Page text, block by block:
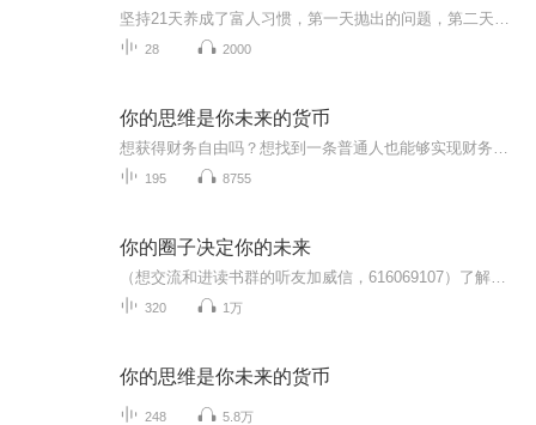
28 2000
你的思维是你未来的货币
195 8755
你的圈子决定你的未来
320 1万
你的思维是你未来的货币
248 5.8万